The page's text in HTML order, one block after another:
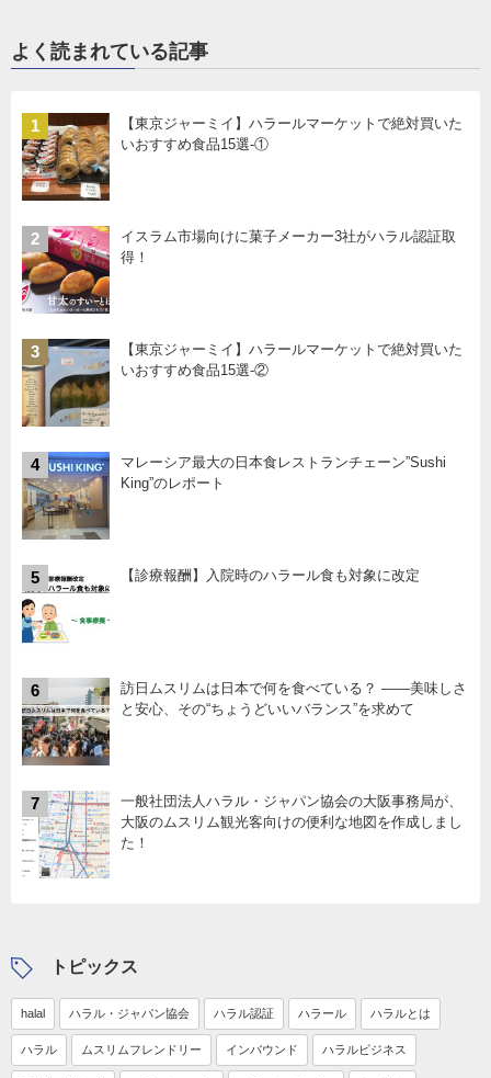
よく読まれている記事
1
【東京ジャーミイ】ハラールマーケットで絶対買いた
いおすすめ食品15選-①
2
イスラム市場向けに菓子メーカー3社がハラル認証取
得！
3
【東京ジャーミイ】ハラールマーケットで絶対買いた
いおすすめ食品15選-②
4
マレーシア最大の日本食レストランチェーン”Sushi
King”のレポート
5 【診療報酬】入院時のハラール食も対象に改定
6
訪日ムスリムは日本で何を食べている？ ――美味しさ
と安心、その“ちょうどいいバランス”を求めて
7
一般社団法人ハラル・ジャパン協会の大阪事務局が、
大阪のムスリム観光客向けの便利な地図を作成しまし
た！
トピックス
halal ハラル・ジャパン協会 ハラル認証 ハラール ハラルとは
ハラル ムスリムフレンドリー インバウンド ハラルビジネス